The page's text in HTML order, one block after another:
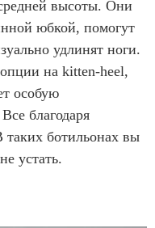
высоты. Они
юбкой, помогут
удлинят ноги.
на kitten-heel,
особую
благодаря
таких ботильонах вы
устать.